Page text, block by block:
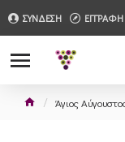
ΣΥΝΔΕΣΗ ΕΓΓΡΑΦΗ
Άγιος